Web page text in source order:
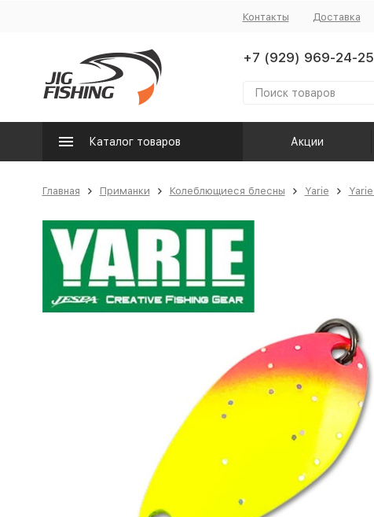
Контакты Доставка
+7 (929) 969-24-25
Каталог товаров Акции
Главная Приманки Колеблющиеся блесны Yarie